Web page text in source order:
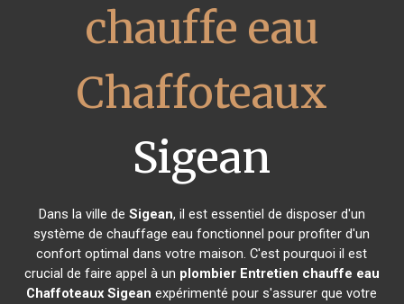
chauffe eau
Chaffoteaux
Sigean
Dans la ville de Sigean, il est essentiel de disposer d'un
système de chauffage eau fonctionnel pour profiter d'un
confort optimal dans votre maison. C'est pourquoi il est
crucial de faire appel à un plombier Entretien chauffe eau
Chaffoteaux Sigean expérimenté pour s'assurer que votre